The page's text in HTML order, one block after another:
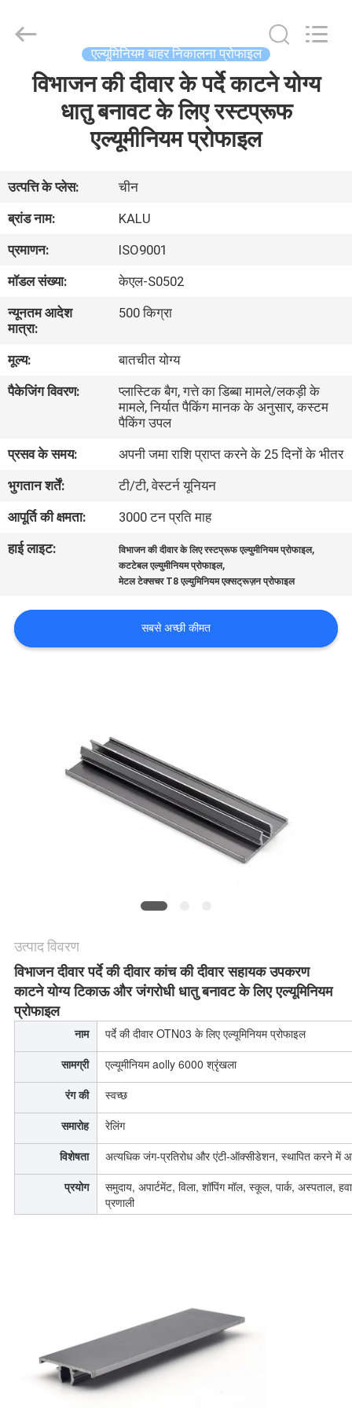
वीआर
दिखाएँ
हमारे
बारे
में
कारखाना
भ्रमण
गुणवत्ता
नियंत्रण
संपर्क
करें
समाचार
एक
Rights
एल्यूमिनियम बाहर निकालना प्रोफाइल
विभाजन की दीवार के पर्दे काटने योग्य
धातु बनावट के लिए रस्टप्रूफ
एल्यूमीनियम प्रोफाइल
उत्पत्ति के प्लेस:
चीन
ब्रांड नाम:
KALU
प्रमाणन:
ISO9001
मॉडल संख्या:
केएल-S0502
न्यूनतम आदेश
मात्रा:
500 किग्रा
मूल्य:
बातचीत योग्य
पैकेजिंग विवरण:
प्लास्टिक बैग, गत्ते का डिब्बा मामले/लकड़ी के
मामले, निर्यात पैकिंग मानक के अनुसार, कस्टम
पैकिंग उपल
प्रसव के समय:
अपनी जमा राशि प्राप्त करने के 25 दिनों के भीतर
भुगतान शर्तें:
टी/टी, वेस्टर्न यूनियन
आपूर्ति की क्षमता:
3000 टन प्रति माह
हाई लाइट:
विभाजन की दीवार के लिए रस्टप्रूफ एल्युमीनियम प्रोफाइल,
कटटेबल एल्युमीनियम प्रोफाइल,
मेटल टेक्सचर T8 एल्युमिनियम एक्सट्रूज़न प्रोफाइल
सबसे अच्छी कीमत
उत्पाद विवरण
विभाजन दीवार पर्दे की दीवार कांच की दीवार सहायक उपकरण
काटने योग्य टिकाऊ और जंगरोधी धातु बनावट के लिए एल्यूमिनियम
प्रोफाइल
नाम
पर्दे की दीवार OTN03 के लिए एल्यूमिनियम प्रोफाइल
सामग्री
एल्यूमीनियम aolly 6000 श्रृंखला
रंग की
स्वच्छ
समारोह
रेलिंग
विशेषता
अत्यधिक जंग-प्रतिरोध और एंटी-ऑक्सीडेशन, स्थापित करने में
प्रयोग
समुदाय, अपार्टमेंट, विला, शॉपिंग मॉल, स्कूल, पार्क, अस्पताल,
प्रणाली